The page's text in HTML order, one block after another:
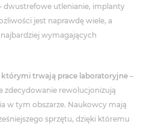
dwustrefowe utlenianie, implanty
jest naprawdę wiele, a
wymagających
którymi trwają prace laboratoryjne –
zdecydowanie rewolucjonizują
w tym obszarze. Naukowcy mają
sprzętu, dzięki któremu